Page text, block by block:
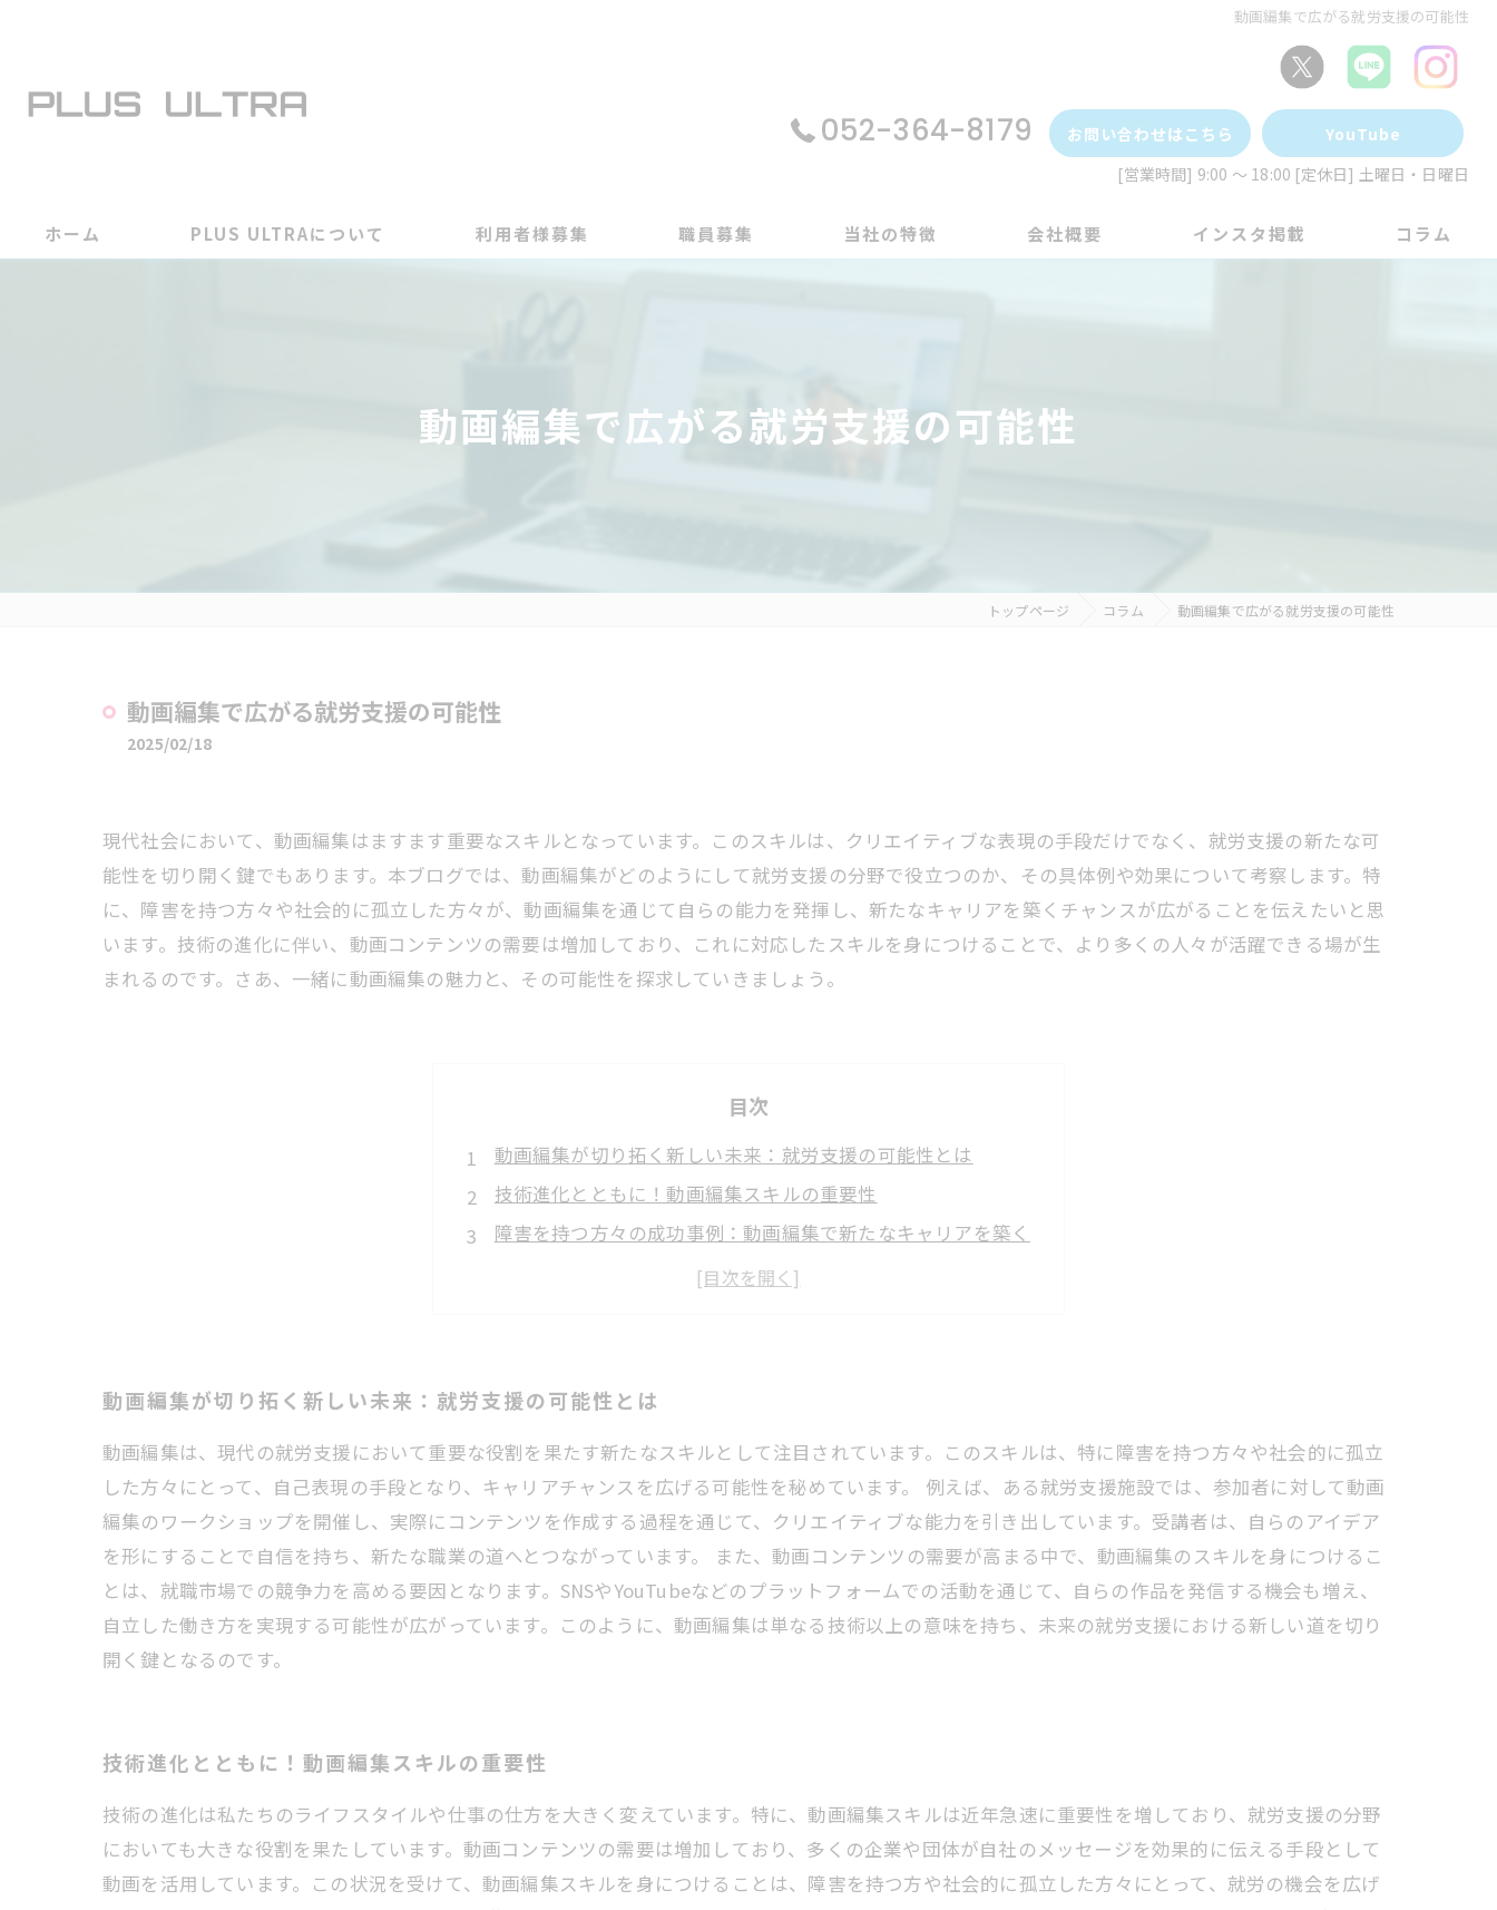
動画編集で広がる就労支援の可能性
052-364-8179 お問い合わせはこちら
YouTube
[営業時間] 9:00 ～ 18:00 [定休日] 土曜日・日曜日
ホーム PLUS ULTRAについて 利用者様募集 職員募集 当社の特徴
動画編集
会社概要 インスタ掲載 コラム
動画編集で広がる就労支援の可能性
トップページ コラム 動画編集で広がる就労支援の可能性
動画編集で広がる就労支援の可能性
2025/02/18
現代社会において、動画編集はますます重要なスキルとなっています。このスキルは、クリエイティブな表現の手段だけでなく、就労支援の新たな可
能性を切り開く鍵でもあります。本ブログでは、動画編集がどのようにして就労支援の分野で役立つのか、その具体例や効果について考察します。特
に、障害を持つ方々や社会的に孤立した方々が、動画編集を通じて自らの能力を発揮し、新たなキャリアを築くチャンスが広がることを伝えたいと思
います。技術の進化に伴い、動画コンテンツの需要は増加しており、これに対応したスキルを身につけることで、より多くの人々が活躍できる場が生
まれるのです。さあ、一緒に動画編集の魅力と、その可能性を探求していきましょう。
目次
動画編集が切り拓く新しい未来：就労支援の可能性とは
技術進化とともに！動画編集スキルの重要性
障害を持つ方々の成功事例：動画編集で新たなキャリアを築く
社会的孤立からの脱却：動画編集が与える力
あなたもできる！動画編集で開く可能性の扉
動画編集が切り拓く新しい未来：就労支援の可能性とは
動画編集は、現代の就労支援において重要な役割を果たす新たなスキルとして注目されています。このスキルは、特に障害を持つ方々や社会的に孤立
した方々にとって、自己表現の手段となり、キャリアチャンスを広げる可能性を秘めています。 例えば、ある就労支援施設では、参加者に対して動画
編集のワークショップを開催し、実際にコンテンツを作成する過程を通じて、クリエイティブな能力を引き出しています。受講者は、自らのアイデア
を形にすることで自信を持ち、新たな職業の道へとつながっています。 また、動画コンテンツの需要が高まる中で、動画編集のスキルを身につけるこ
とは、就職市場での競争力を高める要因となります。SNSやYouTubeなどのプラットフォームでの活動を通じて、自らの作品を発信する機会も増え、
自立した働き方を実現する可能性が広がっています。このように、動画編集は単なる技術以上の意味を持ち、未来の就労支援における新しい道を切り
開く鍵となるのです。
技術進化とともに！動画編集スキルの重要性
技術の進化は私たちのライフスタイルや仕事の仕方を大きく変えています。特に、動画編集スキルは近年急速に重要性を増しており、就労支援の分野
においても大きな役割を果たしています。動画コンテンツの需要は増加しており、多くの企業や団体が自社のメッセージを効果的に伝える手段として
動画を活用しています。この状況を受けて、動画編集スキルを身につけることは、障害を持つ方や社会的に孤立した方々にとって、就労の機会を広げ